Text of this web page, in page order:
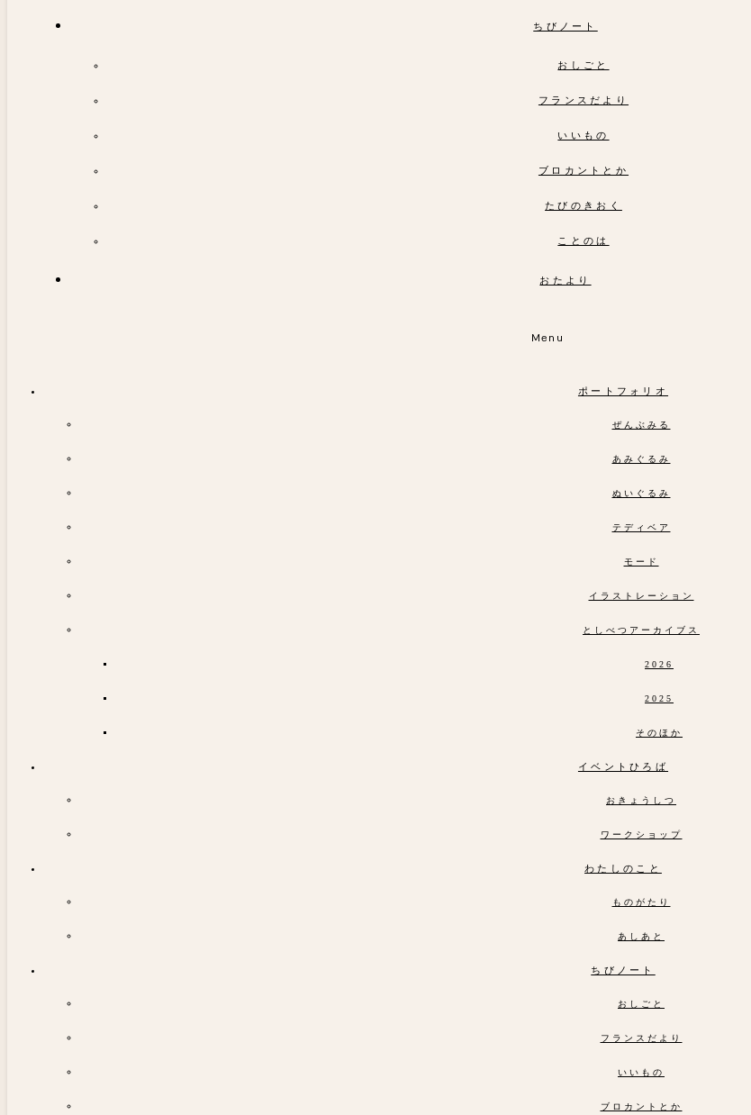
ちびノート
おしごと
フランスだより
いいもの
ブロカントとか
たびのきおく
ことのは
おたより
Menu
ポートフォリオ
ぜんぶみる
あみぐるみ
ぬいぐるみ
テディベア
モード
イラストレーション
としべつアーカイブス
2026
2025
そのほか
イベントひろば
おきょうしつ
ワークショップ
わたしのこと
ものがたり
あしあと
ちびノート
おしごと
フランスだより
いいもの
ブロカントとか